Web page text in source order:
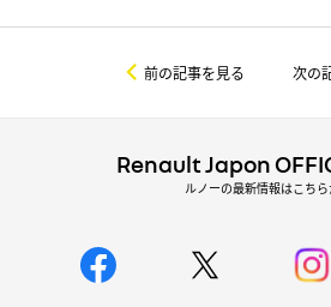
前の記事を見る 次の
Renault Japon
ルノーの最新情報はこちら